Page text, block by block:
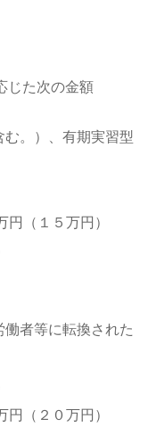
じた次の金額
む。）、有期実習型
円（１５万円）
働者等に転換された
円（２０万円）